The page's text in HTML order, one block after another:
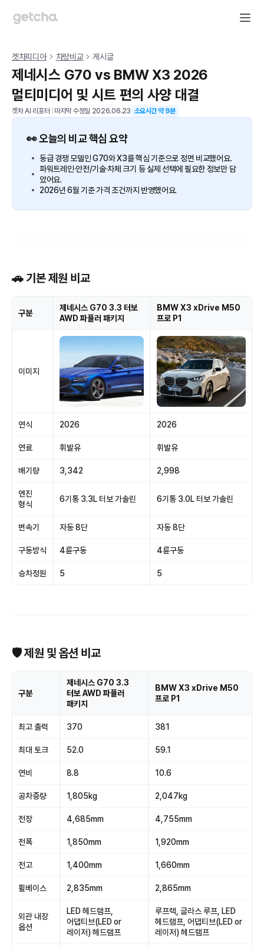
겟차피디아 차량비교 게시글
제네시스 G70 vs BMW X3 2026
멀티미디어 및 시트 편의 사양 대결
겟차 AI 리포터 마지막 수정일 2026.06.23 소요시간 약9분
👀 오늘의 비교 핵심 요약
동급 경쟁 모델인 G70와 X3를 핵심 기준으로 정면 비교했어요.
파워트레인·안전/기술·차체 크기 등 실제 선택에 필요한 정보만 담
았어요.
2026년 6월 기준 가격 조건까지 반영했어요.
🚗 기본 제원 비교
구분
제네시스 G70 3.3 터보
AWD 파퓰러 패키지
BMW X3 xDrive M50
프로 P1
이미지
연식 2026 2026
연료 휘발유 휘발유
배기량 3,342 2,998
엔진
형식
6기통 3.3L 터보 가솔린 6기통 3.0L 터보 가솔린
변속기 자동 8단 자동 8단
구동방식 4륜구동 4륜구동
승차정원 5 5
🛡 제원 및 옵션 비교
구분
제네시스 G70 3.3
터보 AWD 파퓰러
패키지
BMW X3 xDrive M50
프로 P1
최고 출력 370 381
최대 토크 52.0 59.1
연비 8.8 10.6
공차중량 1,805kg 2,047kg
전장 4,685mm 4,755mm
전폭 1,850mm 1,920mm
전고 1,400mm 1,660mm
휠베이스 2,835mm 2,865mm
외관 내장
옵션
LED 헤드램프,
어댑티브(LED or
레이저) 헤드램프
루프랙, 글라스 루프, LED
헤드램프, 어댑티브(LED or
레이저) 헤드램프